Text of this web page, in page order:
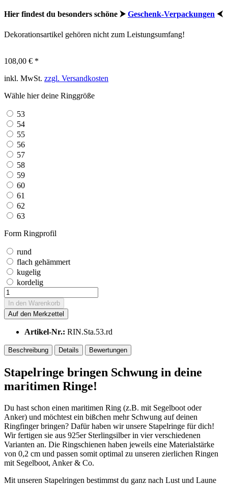
Hier findest du besonders schöne ⮞ Geschenk-Verpackungen ⮜
Dekorationsartikel gehören nicht zum Leistungsumfang!
108,00 € *
inkl. MwSt. zzgl. Versandkosten
Wähle hier deine Ringgröße
53
54
55
56
57
58
59
60
61
62
63
Form Ringprofil
rund
flach gehämmert
kugelig
kordelig
In den Warenkorb
Auf den Merkzettel
Artikel-Nr.: RIN.Sta.53.rd
Beschreibung Details Bewertungen
Stapelringe bringen Schwung in deine
maritimen Ringe!
Du hast schon einen maritimen Ring (z.B. mit Segelboot oder
Anker) und möchtest ein bißchen mehr Schwung auf deinen
Ringfinger bringen? Dafür haben wir unsere Stapelringe für dich!
Wir fertigen sie aus 925er Sterlingsilber in vier verschiedenen
Varianten an. Die Ringschienen haben jeweils eine Materialstärke
von 0,2 cm und passen somit optimal zu unseren zierlichen Ringen
mit Segelboot, Anker & Co.
Mit unseren Stapelringen bestimmst du ganz nach Lust und Laune